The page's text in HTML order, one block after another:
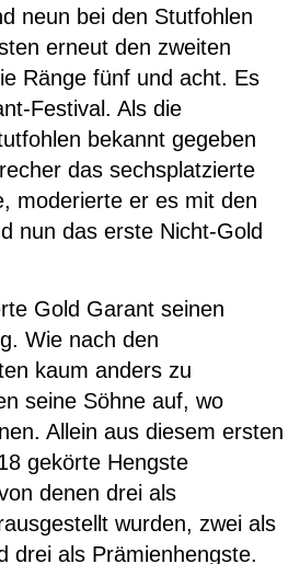
neun bei den Stutfohlen
erneut den zweiten
Ränge fünf und acht. Es
Festival. Als die
bekannt gegeben
das sechsplatzierte
moderierte er es mit den
nun das erste Nicht-Gold
Gold Garant seinen
Wie nach den
kaum anders zu
seine Söhne auf, wo
Allein aus diesem ersten
gekörte Hengste
denen drei als
wurden, zwei als
drei als Prämienhengste.